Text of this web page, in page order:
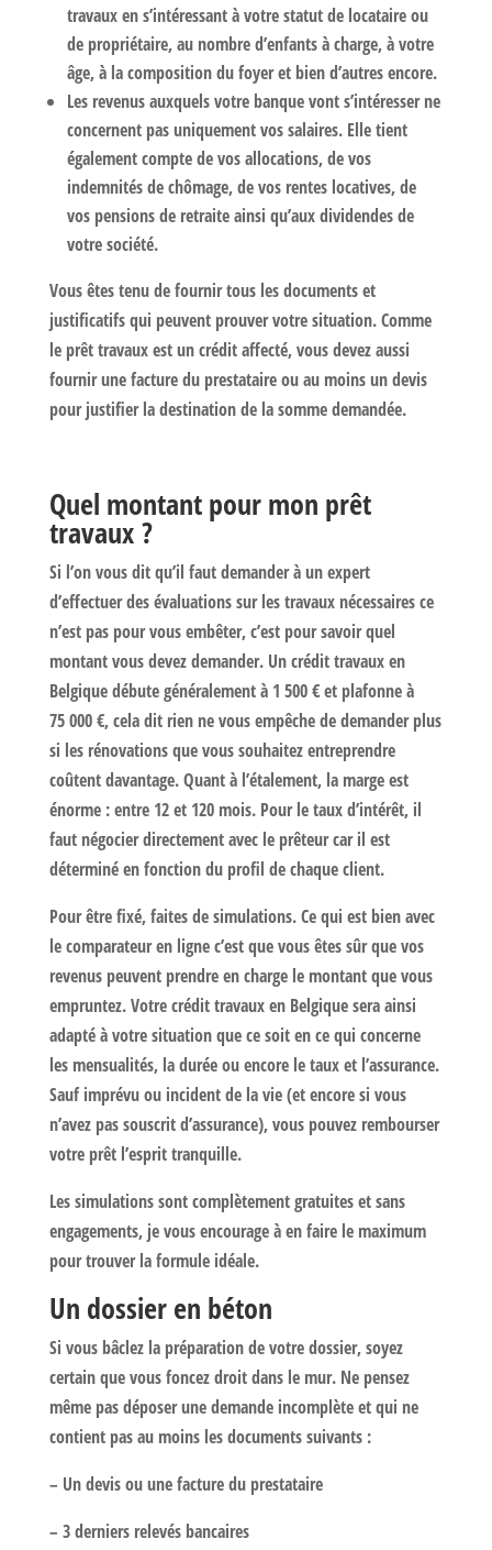
travaux en s’intéressant à votre statut de locataire ou
de propriétaire, au nombre d’enfants à charge, à votre
âge, à la composition du foyer et bien d’autres encore.
Les revenus auxquels votre banque vont s’intéresser ne
concernent pas uniquement vos salaires. Elle tient
également compte de vos allocations, de vos
indemnités de chômage, de vos rentes locatives, de
vos pensions de retraite ainsi qu’aux dividendes de
votre société.
Vous êtes tenu defournir tous les documents et
justificatifs qui peuvent prouver votre situation. Comme
le prêt travaux est uncrédit affecté, vous devez aussi
fournir une facture du prestataireou au moins un devis
pour justifier la destination de la somme demandée.
Quel montant pour mon prêt
travaux ?
Si l’on vous dit qu’il faut demander à un expert
d’effectuer des évaluations sur les travaux nécessaires ce
n’est pas pour vous embêter, c’est pour savoir quel
montant vous devez demander. Un crédit travaux en
Belgique débute généralement à 1 500 € et plafonne à
75 000 €, cela dit rien ne vous empêche de demander plus
si les rénovations que vous souhaitez entreprendre
coûtent davantage. Quant à l’étalement, la marge est
énorme : entre 12 et 120 mois. Pour le taux d’intérêt, il
faut négocier directement avec le prêteur car il est
déterminé en fonction du profil de chaque client.
Pour être fixé, faites de simulations. Ce qui est bien avec
lecomparateur en lignec’est que vous êtes sûr que vos
revenus peuvent prendre en charge le montant que vous
empruntez. Votre crédit travaux en Belgique sera ainsi
adapté à votre situation que ce soit en ce qui concerne
les mensualités, la durée ou encore le taux et l’assurance.
Sauf imprévu ou incident de la vie (et encore si vous
n’avez pas souscrit d’assurance), vous pouvez rembourser
votre prêt l’esprit tranquille.
Les simulations sont complètement gratuites et sans
engagements, je vous encourage à en faire le maximum
pour trouver la formule idéale.
Un dossier en béton
Si vous bâclez la préparation de votre dossier, soyez
certain que vous foncez droit dans le mur. Ne pensez
même pas déposer une demande incomplète et qui ne
contient pas au moins les documents suivants :
– Un devis ou une facture du prestataire
– 3 derniers relevés bancaires